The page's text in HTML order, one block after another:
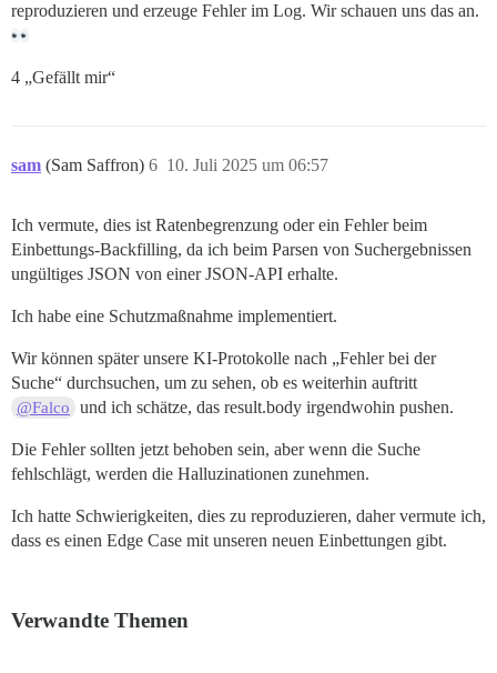
reproduzieren und erzeuge Fehler im Log. Wir schauen uns das an.
4 „Gefällt mir“
sam (Sam Saffron) 10. Juli 2025 um 06:57
6
Ich vermute, dies ist Ratenbegrenzung oder ein Fehler beim
Einbettungs-Backfilling, da ich beim Parsen von Suchergebnissen
ungültiges JSON von einer JSON-API erhalte.
Ich habe eine Schutzmaßnahme implementiert.
Wir können später unsere KI-Protokolle nach „Fehler bei der
Suche“ durchsuchen, um zu sehen, ob es weiterhin auftritt
@Falco und ich schätze, das result.body irgendwohin pushen.
Die Fehler sollten jetzt behoben sein, aber wenn die Suche
fehlschlägt, werden die Halluzinationen zunehmen.
Ich hatte Schwierigkeiten, dies zu reproduzieren, daher vermute ich,
dass es einen Edge Case mit unseren neuen Einbettungen gibt.
Verwandte Themen